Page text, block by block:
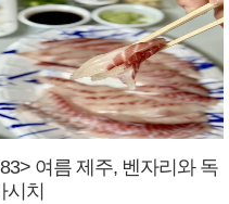
여름 제주, 벤자리와 독
시치